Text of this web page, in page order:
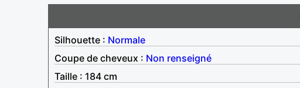
Silhouette : Normale
Coupe de cheveux : Non renseigné
Taille : 184 cm